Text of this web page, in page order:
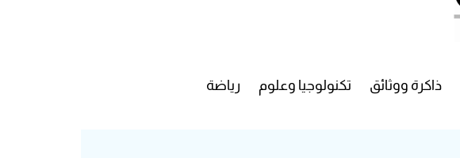
ذاكرة ووثائق تكنولوجيا وعلوم رياضة